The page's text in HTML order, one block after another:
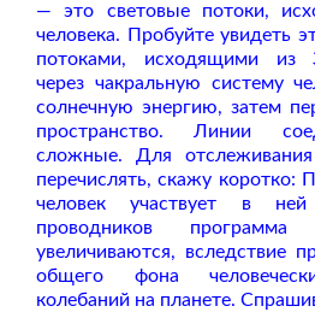
— это световые потоки,
человека. Пробуйте увидеть
потоками, исходящими из
через чакральную систему
солнечную энергию, затем
пространство. Линии
сложные. Для
перечислять, скажу коротко:
человек участвует в
проводников
увеличиваются, вследствие
общего фона
колебаний на планете.